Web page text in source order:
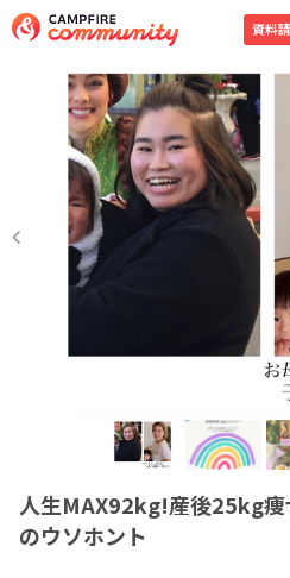
資料
人生MAX92kg!産後25kg痩
のウソホント